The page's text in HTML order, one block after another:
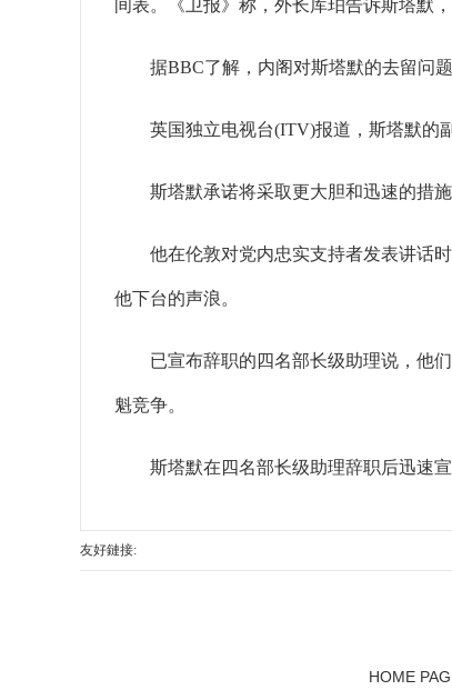
间表。《卫报》称，外长库珀告诉斯塔默
据BBC了解，内阁对斯塔默的去留问题
英国独立电视台(ITV)报道，斯塔默的副
斯塔默承诺将采取更大胆和迅速的措施
他在伦敦对党内忠实支持者发表讲话时
他下台的声浪。
已宣布辞职的四名部长级助理说，他们
魁竞争。
斯塔默在四名部长级助理辞职后迅速宣
友好鏈接:
HOME